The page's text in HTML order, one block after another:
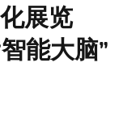
展览
能大脑”